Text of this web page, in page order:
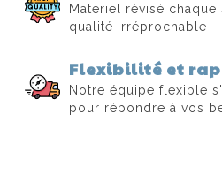
Matériel révisé
qualité irréprochable
Flexibilité et
Notre équipe flexible
pour répondre à vos